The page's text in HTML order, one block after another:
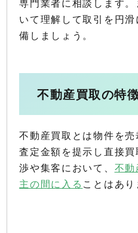
いて理解して取引を円
備しましょう。
不動産買取の特
不動産買取とは物件を
査定金額を提示し直接
渉や集客において、 不
主の間に入る ことはあり